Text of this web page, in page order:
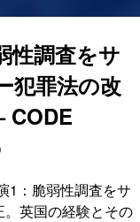
性調査をサ
犯罪法の改
CODE
1：脆弱性調査をサ
英国の経験とその